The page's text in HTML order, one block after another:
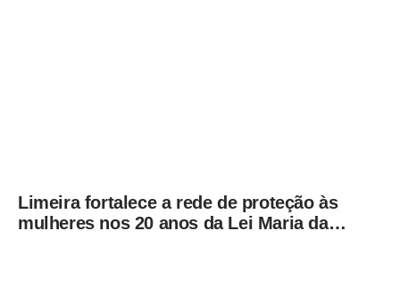
Limeira fortalece a rede de proteção às
mulheres nos 20 anos da Lei Maria da